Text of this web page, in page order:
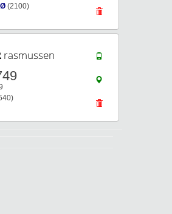
(2100)
rasmussen